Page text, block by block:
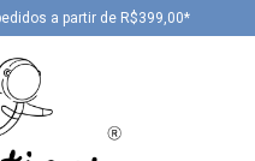
a partir de R$399,00*